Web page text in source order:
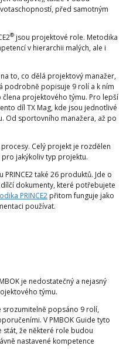
před samotným
® jsou projektové role. Metodika
v hierarchii malých, ale i
to, co dělá projektový manažer,
podrobně popisuje 9 rolí a k ním
projektového týmu. Pro lepší
díl TX Mag, kde jsou jednotlivé
Od sportovního manažera, až po
Celý projekt je rozdělen
jakýkoliv typ projektu.
také 26 produktů. Jde o
dokumenty, které potřebujete
PRINCE2 přitom funguje jako
používat.
je nedostatečný a nejasný
týmu.
srozumitelně popsáno 9 rolí,
V PMBOK Guide tyto
stát, že některé role budou
nastavené kompetence